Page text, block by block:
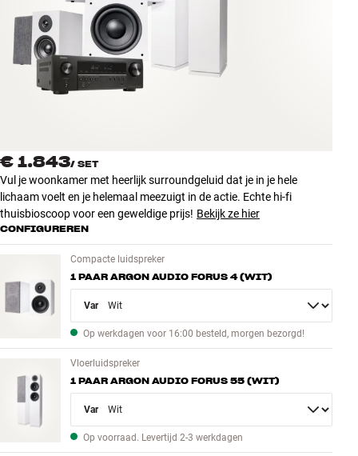
Accessoires
INSPIRATIE
MERKEN
AANBIEDINGEN
Winkels
Klantenservice
Bouw met geluid
€ 1.843/ SET
Vul je woonkamer met heerlijk surroundgeluid dat je in je hele
lichaam voelt en je helemaal meezuigt in de actie. Echte hi-fi
thuisbioscoop voor een geweldige prijs! Bekijk ze hier
CONFIGUREREN
Compacte luidspreker
1 PAAR ARGON AUDIO FORUS 4 (WIT)
Variant
Op werkdagen voor 16:00 besteld, morgen bezorgd!
Vloerluidspreker
1 PAAR ARGON AUDIO FORUS 55 (WIT)
Variant
Op voorraad. Levertijd 2-3 werkdagen